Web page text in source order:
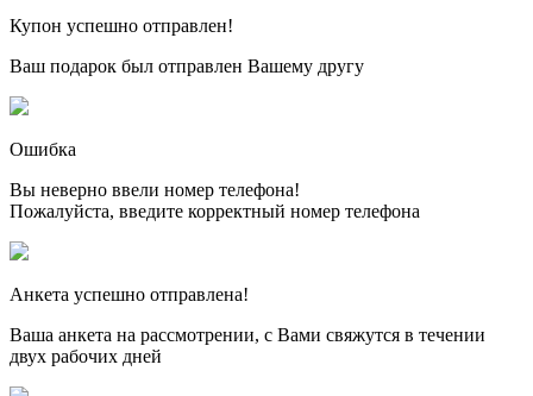
Купон успешно отправлен!
Ваш подарок был отправлен Вашему другу
Ошибка
Вы неверно ввели номер телефона!
Пожалуйста, введите корректный номер телефона
Анкета успешно отправлена!
Ваша анкета на рассмотрении, с Вами свяжутся в течении
двух рабочих дней